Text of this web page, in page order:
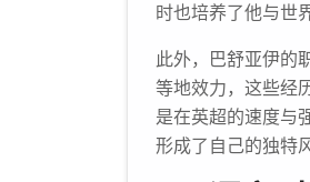
时也培养了他与世
此外，巴舒亚伊的
等地效力，这些经
是在英超的速度与
形成了自己的独特